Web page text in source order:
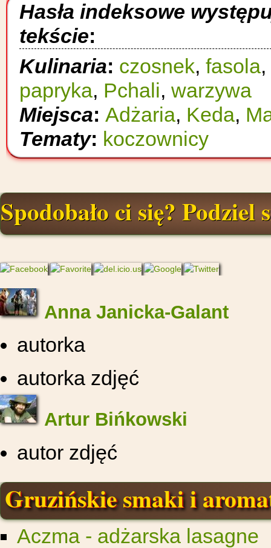
Hasła indeksowe
tekście:
Kulinaria: czosnek, fasola,
papryka, Pchali, warzywa
Miejsca: Adżaria, Keda,
Tematy: koczownicy
Spodobało ci się? Podziel
Anna Janicka-Galant
autorka
autorka zdjęć
Artur Bińkowski
autor zdjęć
Gruzińskie smaki i
Aczma - adżarska lasagne